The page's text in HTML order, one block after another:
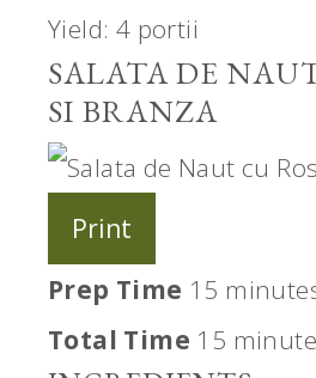
Yield: 4 portii
SALATA DE
SI BRANZA
Print
Prep Time 15
Total Time 15